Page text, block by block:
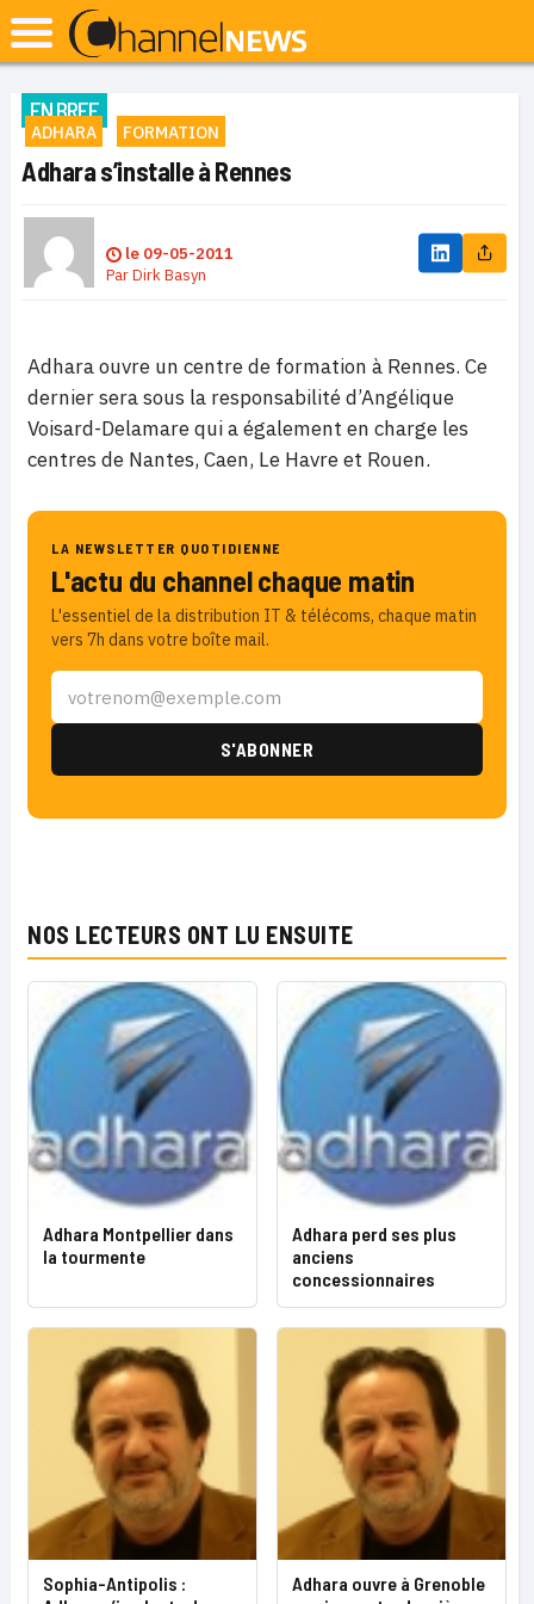
EN BREF
ADHARA FORMATION
Adhara s’installe à Rennes
le 09-05-2011
ParDirk Basyn
Adhara ouvre un centre de formation à Rennes. Ce
dernier sera sous la responsabilité d’Angélique
Voisard-Delamare qui a également en charge les
centres de Nantes, Caen, Le Havre et Rouen.
LA NEWSLETTER QUOTIDIENNE
L'actu du channel chaque matin
L'essentiel de la distribution IT & télécoms, chaque matin
vers 7h dans votre boîte mail.
NOS LECTEURS ONT LU ENSUITE
Adhara Montpellier dans
la tourmente
Adhara perd ses plus
anciens
concessionnaires
Sophia-Antipolis :
Adhara ouvre à Grenoble